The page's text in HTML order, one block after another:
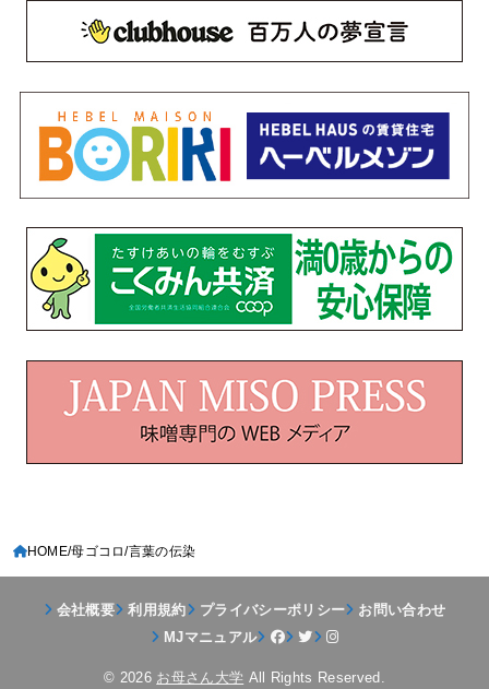
HOME 母ゴコロ 言葉の伝染
会社概要 利用規約 プライバシーポリシー
お問い合わせ
MJマニュアル
© 2026 お母さん大学 All Rights Reserved.